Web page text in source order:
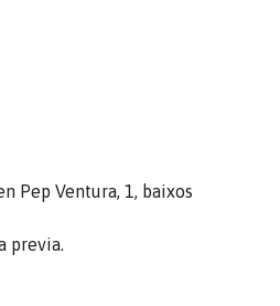
Pep Ventura, 1, baixos
previa.